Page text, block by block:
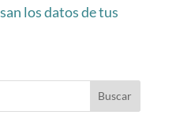
los datos de tus